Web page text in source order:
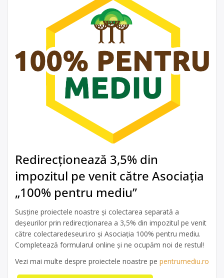
Redirecționează 3,5% din
impozitul pe venit către Asociația
„100% pentru mediu”
Susține proiectele noastre și colectarea separată a
deșeurilor prin redirecționarea a 3,5% din impozitul pe venit
către colectaredeseuri.ro și Asociația 100% pentru mediu.
Completează formularul online și ne ocupăm noi de restul!
Vezi mai multe despre proiectele noastre pe pentrumediu.ro